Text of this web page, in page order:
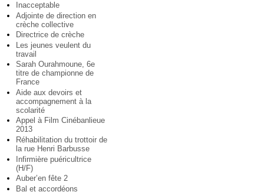
Inacceptable
Adjointe de direction en
crèche collective
Directrice de crèche
Les jeunes veulent du
travail
Sarah Ourahmoune, 6e
titre de championne de
France
Aide aux devoirs et
accompagnement à la
scolarité
Appel à Film Cinébanlieue
2013
Réhabilitation du trottoir de
la rue Henri Barbusse
Infirmière puéricultrice
(H/F)
Auber’en fête 2
Bal et accordéons